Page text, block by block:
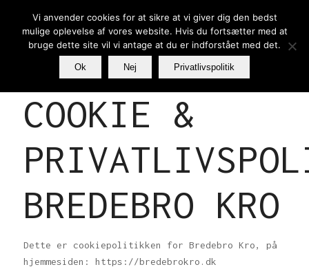
COOKIE &
BREDEBRO KRO
Dette er cookiepolitikken for Bredebro Kro, på
hjemmesiden: https://bredebrokro.dk
Vi anvender cookies for at sikre at vi giver dig den bedst
mulige oplevelse af vores website. Hvis du fortsætter med at
bruge dette site vil vi antage at du er indforstået med det.
Ok Nej Privatlivspolitik